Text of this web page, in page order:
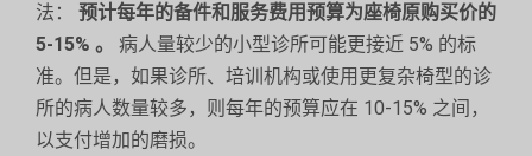
法： 预计每年的备件和服务费用预算为座椅原购买价的
5-15% 。
病人量较少的小型诊所可能更接近 5% 的标
准。但是，如果诊所、培训机构或使用更复杂椅型的诊
所的病人数量较多，则每年的预算应在 10-15% 之间，
以支付增加的磨损。